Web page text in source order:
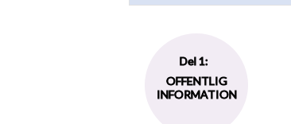
Del 1:
OFFENTLIG
INFORMATION